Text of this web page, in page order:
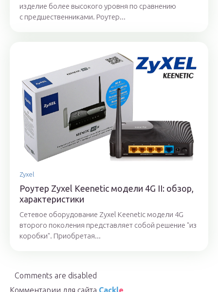
изделие более высокого уровня по сравнению
с предшественниками. Роутер...
Zyxel
Роутер Zyxel Keenetic модели 4G II: обзор,
характеристики
Сетевое оборудование Zyxel Keenetic модели 4G
второго поколения представляет собой решение "из
коробки". Приобретая...
Comments are disabled
Комментарии для сайта Cackle